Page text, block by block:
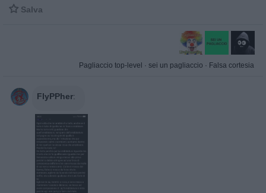
 Salva
Pagliaccio top-level · sei un pagliaccio · Falsa cortesia
FlyPPher: